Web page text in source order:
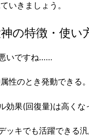
いきましょう。
の特徴・使い
いですね……
性のとき発動できる
果(回復量)は高く
ッキでも活躍できる